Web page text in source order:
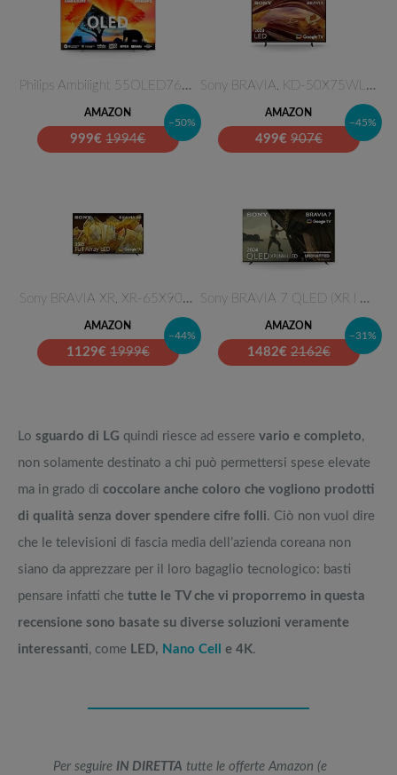
Philips Ambilight 55OLED769 4K…
AMAZON
999€ 1994€
–50%
Sony BRAVIA, KD-50X75WL, LED, …
AMAZON
499€ 907€
–45%
Sony BRAVIA XR, XR-65X90L, Ful…
AMAZON
1129€ 1999€
–44%
Sony BRAVIA 7 QLED (XR l Mini …
AMAZON
1482€ 2162€
–31%
Lo sguardo di LG quindi riesce ad essere vario e completo,
non solamente destinato a chi può permettersi spese elevate
ma in grado di coccolare anche coloro che vogliono prodotti
di qualità senza dover spendere cifre folli. Ciò non vuol dire
che le televisioni di fascia media dell’azienda coreana non
siano da apprezzare per il loro bagaglio tecnologico: basti
pensare infatti che tutte le TV che vi proporremo in questa
recensione sono basate su diverse soluzioni veramente
interessanti, come LED, Nano Cell e 4K.
Per seguire IN DIRETTA tutte le offerte Amazon (e